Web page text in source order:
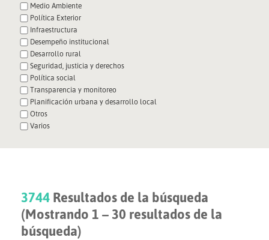
Medio Ambiente
Política Exterior
Infraestructura
Desempeño institucional
Desarrollo rural
Seguridad, justicia y derechos
Política social
Transparencia y monitoreo
Planificación urbana y desarrollo local
Otros
Varios
3744 Resultados de la búsqueda
(Mostrando 1 – 30 resultados de la
búsqueda)